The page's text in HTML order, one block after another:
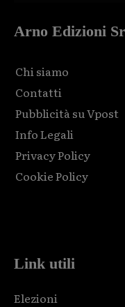
Arno Edizioni
Chi siamo
Contatti
Pubblicità su Vpost
Info Legali
Privacy Policy
Cookie Policy
Link utili
Elezioni